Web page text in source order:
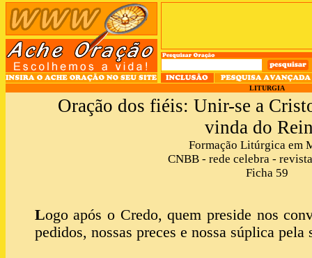
LITURGIA
Oração dos fiéis: Unir-se a
vinda do
Formação Litúrgica em
CNBB - rede celebra -
Ficha 59
Logo após o Credo, quem preside nos
pedidos, nossas preces e nossa súplica pela